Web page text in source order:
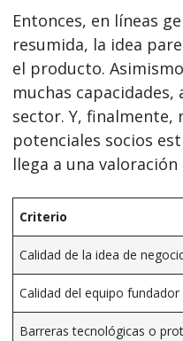
Entonces, en líneas
resumida, la idea
el producto.
muchas capacidades,
sector. Y, finalmente,
potenciales socios
llega a una
Criterio
Calidad de la idea de
Calidad del equipo fundador
Barreras tecnológicas o